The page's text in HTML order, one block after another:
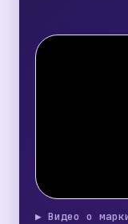
▶ Видео о